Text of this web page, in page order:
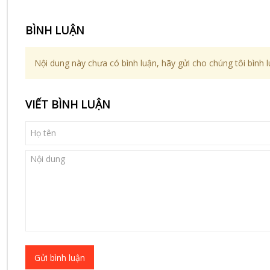
BÌNH LUẬN
Nội dung này chưa có bình luận, hãy gửi cho chúng tôi bình
VIẾT BÌNH LUẬN
Gửi bình luận